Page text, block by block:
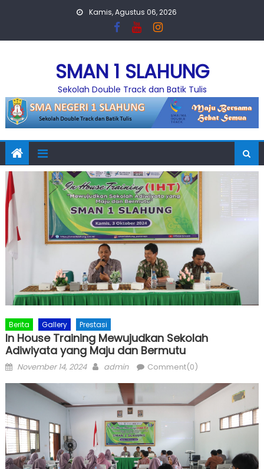
Kamis, Agustus 06, 2026
SMAN 1 SLAHUNG
Sekolah Double Track dan Batik Tulis
Berita Gallery Prestasi
In House Training Mewujudkan Sekolah
Adiwiyata yang Maju dan Bermutu
Posted
November 14, 2024 Author
admin Comment(0)